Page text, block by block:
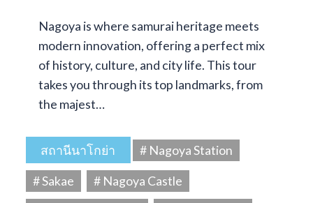
Nagoya is where samurai heritage meets
modern innovation, offering a perfect mix
of history, culture, and city life. This tour
takes you through its top landmarks, from
the majest…
สถานีนาโกย่า
# Nagoya Station
# Sakae
# Nagoya Castle